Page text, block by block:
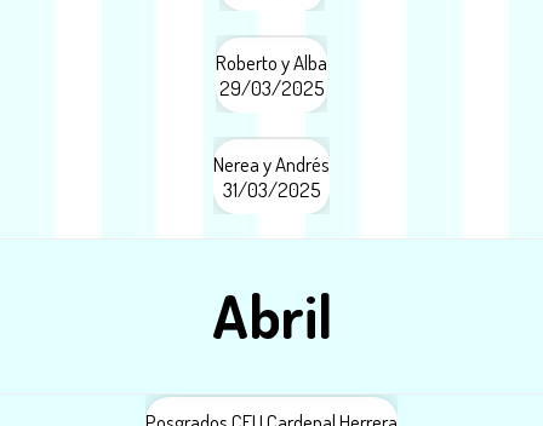
Roberto y Alba
29/03/2025
Nerea y Andrés
31/03/2025
Abril